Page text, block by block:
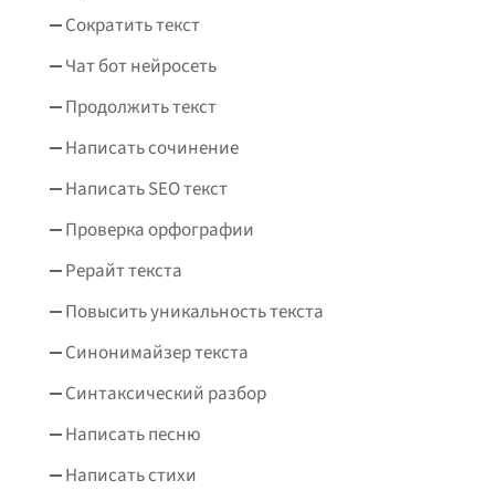
Сократить текст
Чат бот нейросеть
Продолжить текст
Написать сочинение
Написать SEO текст
Проверка орфографии
Рерайт текста
Повысить уникальность текста
Синонимайзер текста
Синтаксический разбор
Написать песню
Написать стихи